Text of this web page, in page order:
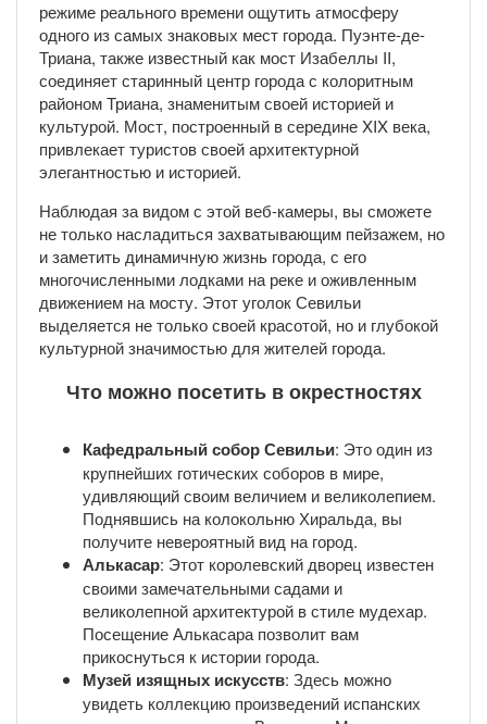
режиме реального времени ощутить атмосферу
одного из самых знаковых мест города. Пуэнте-де-
Триана, также известный как мост Изабеллы II,
соединяет старинный центр города с колоритным
районом Триана, знаменитым своей историей и
культурой. Мост, построенный в середине XIX века,
привлекает туристов своей архитектурной
элегантностью и историей.
Наблюдая за видом с этой веб-камеры, вы сможете
не только насладиться захватывающим пейзажем, но
и заметить динамичную жизнь города, с его
многочисленными лодками на реке и оживленным
движением на мосту. Этот уголок Севильи
выделяется не только своей красотой, но и глубокой
культурной значимостью для жителей города.
Что можно посетить в окрестностях
Кафедральный собор Севильи: Это один из
крупнейших готических соборов в мире,
удивляющий своим величием и великолепием.
Поднявшись на колокольню Хиральда, вы
получите невероятный вид на город.
Алькасар: Этот королевский дворец известен
своими замечательными садами и
великолепной архитектурой в стиле мудехар.
Посещение Алькасара позволит вам
прикоснуться к истории города.
Музей изящных искусств: Здесь можно
увидеть коллекцию произведений испанских